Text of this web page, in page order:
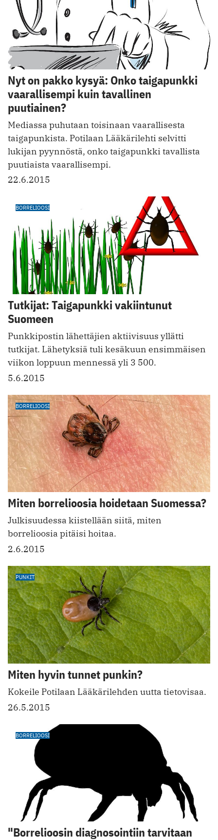
Nyt on pakko kysyä: Onko taigapunkki
vaarallisempi kuin tavallinen
puutiainen?
Mediassa puhutaan toisinaan vaarallisesta
taigapunkista. Potilaan Lääkärilehti selvitti
lukijan pyynnöstä, onko taigapunkki tavallista
puutiaista vaarallisempi.
22.6.2015
BORRELIOOSI
Tutkijat: Taigapunkki vakiintunut
Suomeen
Punkkipostin lähettäjien aktiivisuus yllätti
tutkijat. Lähetyksiä tuli kesäkuun ensimmäisen
viikon loppuun mennessä yli 3 500.
5.6.2015
BORRELIOOSI
Miten borrelioosia hoidetaan Suomessa?
Julkisuudessa kiistellään siitä, miten
borrelioosia pitäisi hoitaa.
2.6.2015
PUNKIT
Miten hyvin tunnet punkin?
Kokeile Potilaan Lääkärilehden uutta tietovisaa.
26.5.2015
BORRELIOOSI
"Borrelioosin diagnosointiin tarvitaan